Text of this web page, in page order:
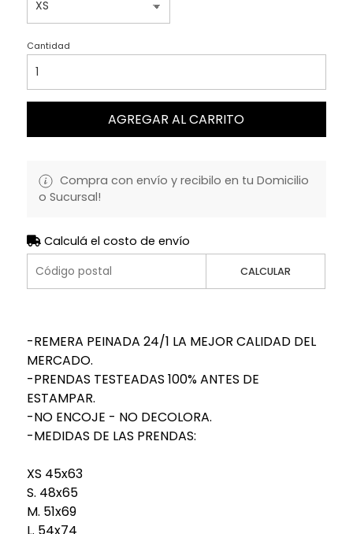
Cantidad
AGREGAR AL CARRITO
Compra con envío y recibilo en tu Domicilio
o Sucursal!
Calculá el costo de envío
CALCULAR
-REMERA PEINADA 24/1 LA MEJOR CALIDAD DEL
MERCADO.
-PRENDAS TESTEADAS 100% ANTES DE
ESTAMPAR.
-NO ENCOJE - NO DECOLORA.
-MEDIDAS DE LAS PRENDAS:
XS 45x63
S. 48x65
M. 51x69
L. 54x74